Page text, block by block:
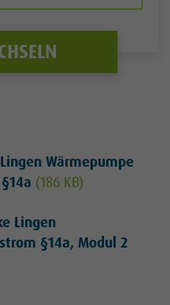
Wärmepumpe
(186 KB)
Lingen
§14a, Modul 2